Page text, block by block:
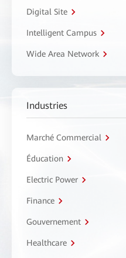
Digital Site
Intelligent Campus
Wide Area Network
Industries
Marché Commercial
Éducation
Electric Power
Finance
Gouvernement
Healthcare